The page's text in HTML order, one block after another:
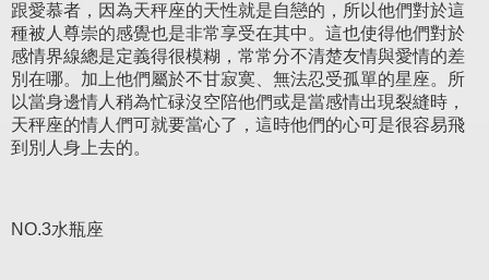
跟愛慕者，因為天秤座的天性就是自戀的，所以他們對於這
種被人尊崇的感覺也是非常享受在其中。這也使得他們對於
感情界線總是定義得很模糊，常常分不清楚友情與愛情的差
別在哪。加上他們屬於不甘寂寞、無法忍受孤單的星座。所
以當身邊情人稍為忙碌沒空陪他們或是當感情出現裂縫時，
天秤座的情人們可就要當心了，這時他們的心可是很容易飛
到別人身上去的。
NO.3水瓶座